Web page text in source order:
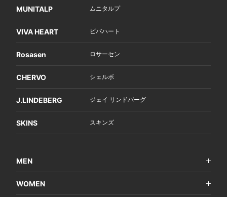
MUNITALP ムニタルプ
VIVA HEART ビバハート
Rosasen ロサーセン
CHERVO シェルボ
J.LINDEBERG ジェイ リンドバーグ
SKINS スキンズ
MEN
WOMEN